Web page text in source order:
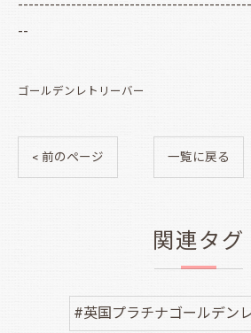
--
ゴールデンレトリーバー
< 前のページ 一覧に戻る
関連タグ
#英国プラチナゴールデン